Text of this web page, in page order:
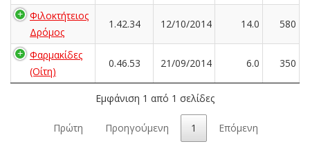
Φιλοκτήτειος
Δρόμος
1.42.34 12/10/2014 14.0 580
Φαρμακίδες
(Οίτη)
0.46.53 21/09/2014 6.0 350
Εμφάνιση 1 από 1 σελίδες
Πρώτη Προηγούμενη 1 Επόμενη